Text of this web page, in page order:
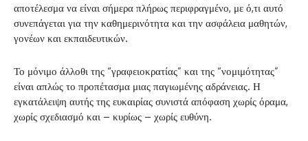
αποτέλεσμα να είναι σήμερα πλήρως περιφραγμένο, με ό,τι αυτό
συνεπάγεται για την καθημερινότητα και την ασφάλεια μαθητών,
γονέων και εκπαιδευτικών.
Το μόνιμο άλλοθι της “γραφειοκρατίας” και της “νομιμότητας”
είναι απλώς το προπέτασμα μιας παγιωμένης αδράνειας. Η
εγκατάλειψη αυτής της ευκαιρίας συνιστά απόφαση χωρίς όραμα,
χωρίς σχεδιασμό και – κυρίως – χωρίς ευθύνη.